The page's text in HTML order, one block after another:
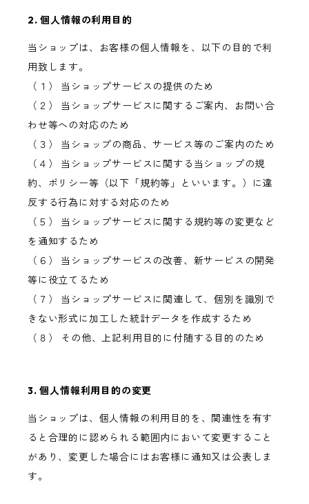
2. 個人情報の利用目的
当ショップは、お客様の個人情報を、以下の目的で利
用致します。
（１） 当ショップサービスの提供のため
（２） 当ショップサービスに関するご案内、お問い合
わせ等への対応のため
（３） 当ショップの商品、サービス等のご案内のため
（４） 当ショップサービスに関する当ショップの規
約、ポリシー等（以下「規約等」といいます。）に違
反する行為に対する対応のため
（５） 当ショップサービスに関する規約等の変更など
を通知するため
（６） 当ショップサービスの改善、新サービスの開発
等に役立てるため
（７） 当ショップサービスに関連して、個別を識別で
きない形式に加工した統計データを作成するため
（８） その他、上記利用目的に付随する目的のため
3. 個人情報利用目的の変更
当ショップは、個人情報の利用目的を、関連性を有す
ると合理的に認められる範囲内において変更すること
があり、変更した場合にはお客様に通知又は公表しま
す。